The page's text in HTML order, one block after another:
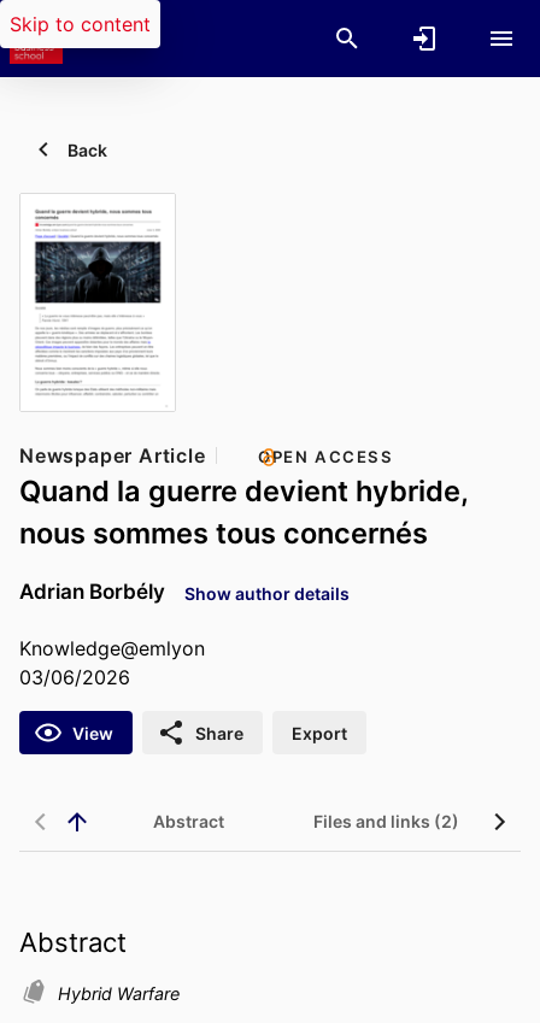
Skip to content
Back
Newspaper Article OPEN ACCESS
Quand la guerre devient hybride,
nous sommes tous concernés
Adrian Borbély Show author details
Knowledge@emlyon
03/06/2026
View Share Export
Abstract Files and links (2)
Abstract
Hybrid Warfare